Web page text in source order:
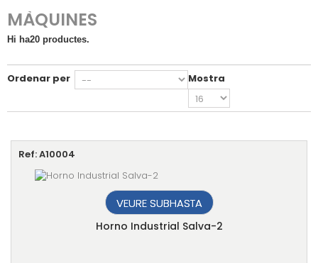
INFORMÀTICA ELECTRÒNICA
MÀQUINES
MATERIAL OFICINA
TIPUS D'OFERTES
SUBHASTES
ADJUDICACIO DIRECTA
PRÒXIMES SUBHASTES
MÀQUINES
Hi ha20 productes.
Ordenar per Mostra
Ref: A10004
VEURE SUBHASTA
Horno Industrial Salva-2